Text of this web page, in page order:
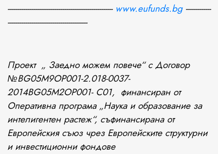
------------------------------------------------------ www.eufunds.bg-------------
-----------------------------------------
Проект „ Заедно можем повече“ с Договор
№BG05M9OP001-2.018-0037-
2014BG05M2OP001- C01, финансиран от
Оперативна програма „Наука и образование за
интелигентен растеж“, съфинансирана от
Европейския съюз чрез Европейските структурни
и инвестиционни фондове